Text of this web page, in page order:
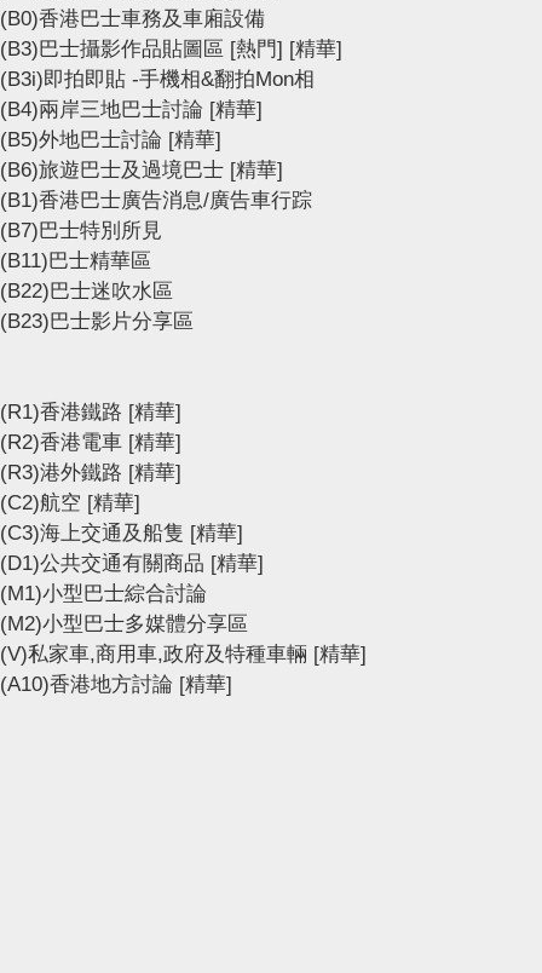
(B0)香港巴士車務及車廂設備
(B3)巴士攝影作品貼圖區 [熱門] [精華]
(B3i)即拍即貼 -手機相&翻拍Mon相
(B4)兩岸三地巴士討論 [精華]
(B5)外地巴士討論 [精華]
(B6)旅遊巴士及過境巴士 [精華]
(B1)香港巴士廣告消息/廣告車行踪
(B7)巴士特別所見
(B11)巴士精華區
(B22)巴士迷吹水區
(B23)巴士影片分享區
(R1)香港鐵路 [精華]
(R2)香港電車 [精華]
(R3)港外鐵路 [精華]
(C2)航空 [精華]
(C3)海上交通及船隻 [精華]
(D1)公共交通有關商品 [精華]
(M1)小型巴士綜合討論
(M2)小型巴士多媒體分享區
(V)私家車,商用車,政府及特種車輛 [精華]
(A10)香港地方討論 [精華]